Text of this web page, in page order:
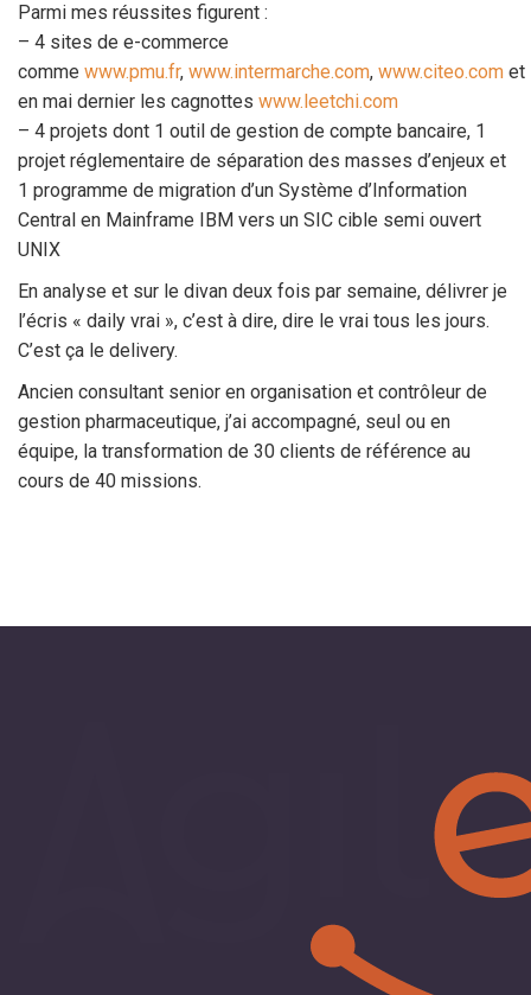
Parmi mes réussites figurent :
– 4 sites de e-commerce
comme www.pmu.fr, www.intermarche.com, www.citeo.com et
en mai dernier les cagnottes www.leetchi.com
– 4 projets dont 1 outil de gestion de compte bancaire, 1
projet réglementaire de séparation des masses d’enjeux et
1 programme de migration d’un Système d’Information
Central en Mainframe IBM vers un SIC cible semi ouvert
UNIX
En analyse et sur le divan deux fois par semaine, délivrer je
l’écris « daily vrai », c’est à dire, dire le vrai tous les jours.
C’est ça le delivery.
Ancien consultant senior en organisation et contrôleur de
gestion pharmaceutique, j’ai accompagné, seul ou en
équipe, la transformation de 30 clients de référence au
cours de 40 missions.